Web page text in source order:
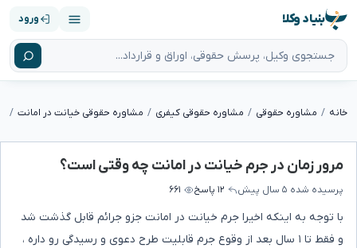
بنیاد وکلا ورود
خانه مشاوره حقوقی مشاوره حقوقی کیفری مشاوره حقوقی خیانت در امانت
مرور زمان در جرم خیانت در امانت چه وقتی است؟
پرسیده شده ۵ سال پیش ۱۲ پاسخ ۶۶۱
با توجه به ‌اینکه اخیرا جرم خیانت ‌در ‌امانت جزو جرائم قابل‌ گذشت شد
و فقط تا ۱ سال بعد از وقوع جرم قابلیت طرح دعوی و رسیدگی رو داره ،